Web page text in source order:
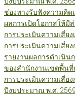
ช่องทางรับฟังความคิด
ผลการเปิดโอกาสให้มี
การประเมินความเสี่ย
การประเมินความเสี่ย
รายงานผลการดำเนิน
ของสำนักงานเขตพื้นที่
การประเมินความเสี่ย
ปีงบประมาณ พ.ศ. 2569